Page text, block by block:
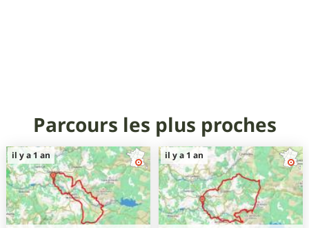
Parcours les plus proches
il y a 1 an il y a 1 an